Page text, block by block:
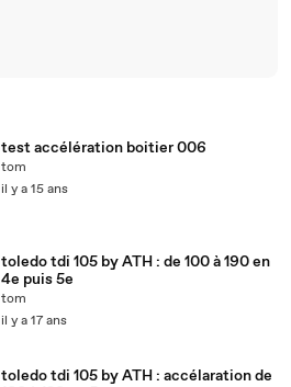
test accélération boitier 006
tom
il y a 15 ans
toledo tdi 105 by ATH : de 100 à 190 en
4e puis 5e
tom
il y a 17 ans
toledo tdi 105 by ATH : accélaration de